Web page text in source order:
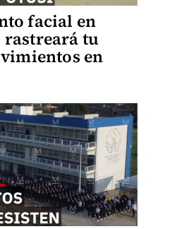
facial en
rastreará tu
en